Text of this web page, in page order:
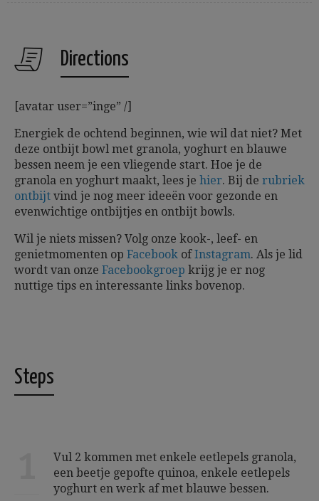
Directions
[avatar user=”inge” /]
Energiek de ochtend beginnen, wie wil dat niet? Met
deze ontbijt bowl met granola, yoghurt en blauwe
bessen neem je een vliegende start. Hoe je de
granola en yoghurt maakt, lees je hier. Bij de rubriek
ontbijt vind je nog meer ideeën voor gezonde en
evenwichtige ontbijtjes en ontbijt bowls.
Wil je niets missen? Volg onze kook-, leef- en
genietmomenten op Facebook ofInstagram. Als je lid
wordt van onze Facebookgroep krijg je er nog
nuttige tips en interessante links bovenop.
Steps
Vul 2 kommen met enkele eetlepels granola,
een beetje gepofte quinoa, enkele eetlepels
yoghurt en werk af met blauwe bessen.